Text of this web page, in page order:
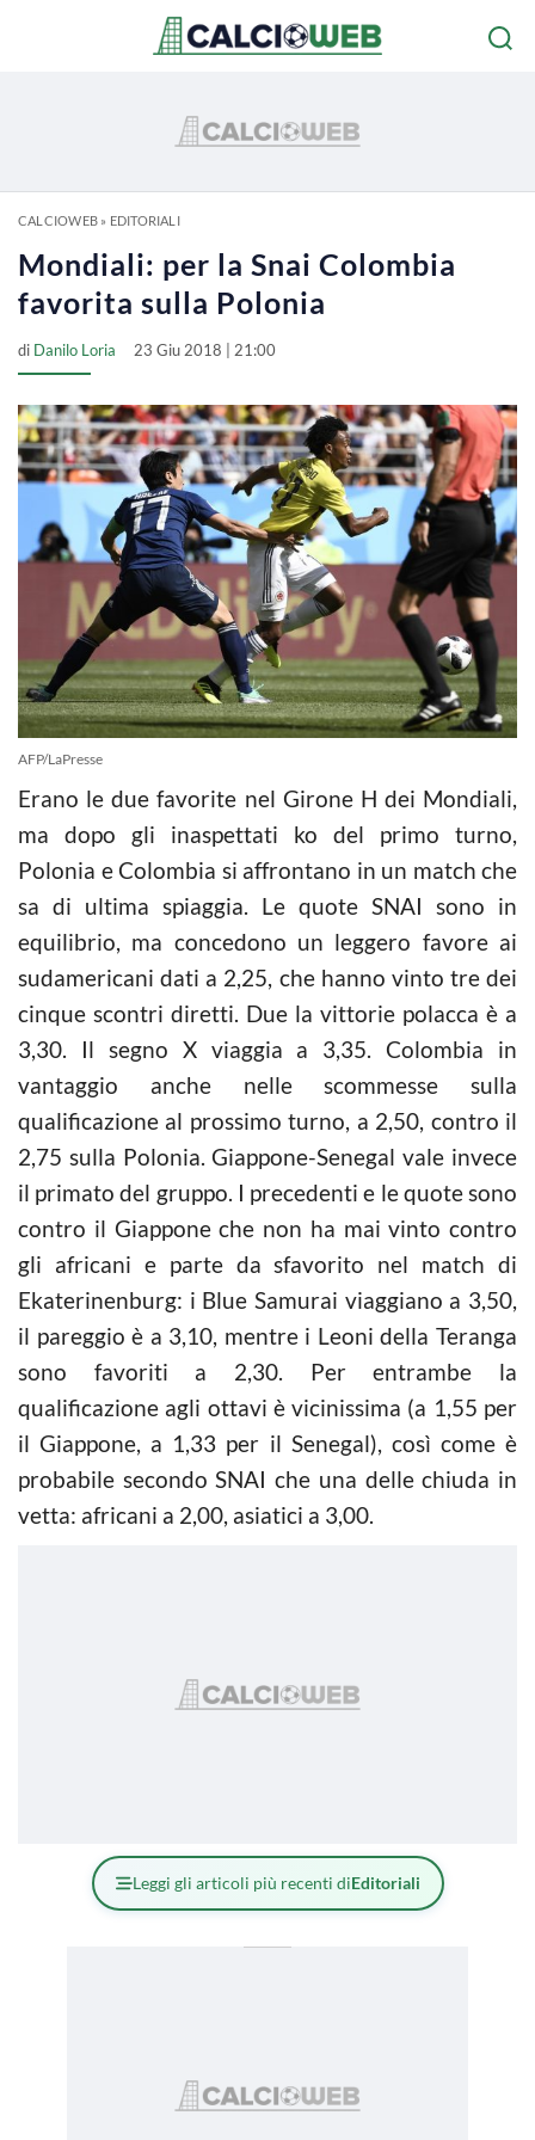
CALCIOWEB» EDITORIALI
Mondiali: per la Snai Colombia
favorita sulla Polonia
di Danilo Loria 23 Giu 2018 | 21:00
AFP/LaPresse
Erano le due favorite nel Girone H dei Mondiali,
ma dopo gli inaspettati ko del primo turno,
Polonia e Colombia si affrontano in un match che
sa di ultima spiaggia. Le quote SNAI sono in
equilibrio, ma concedono un leggero favore ai
sudamericani dati a 2,25, che hanno vinto tre dei
cinque scontri diretti. Due la vittorie polacca è a
3,30. Il segno X viaggia a 3,35. Colombia in
vantaggio anche nelle scommesse sulla
qualificazione al prossimo turno, a 2,50, contro il
2,75 sulla Polonia. Giappone-Senegal vale invece
il primato del gruppo. I precedenti e le quote sono
contro il Giappone che non ha mai vinto contro
gli africani e parte da sfavorito nel match di
Ekaterinenburg: i Blue Samurai viaggiano a 3,50,
il pareggio è a 3,10, mentre i Leoni della Teranga
sono favoriti a 2,30. Per entrambe la
qualificazione agli ottavi è vicinissima (a 1,55 per
il Giappone, a 1,33 per il Senegal), così come è
probabile secondo SNAI che una delle chiuda in
vetta: africani a 2,00, asiatici a 3,00.
Leggi gli articoli più recenti diEditoriali